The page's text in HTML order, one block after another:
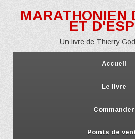
MARATHONIEN
ET
Un livre de Thierry
Accueil
Le livre
Commander
Points de